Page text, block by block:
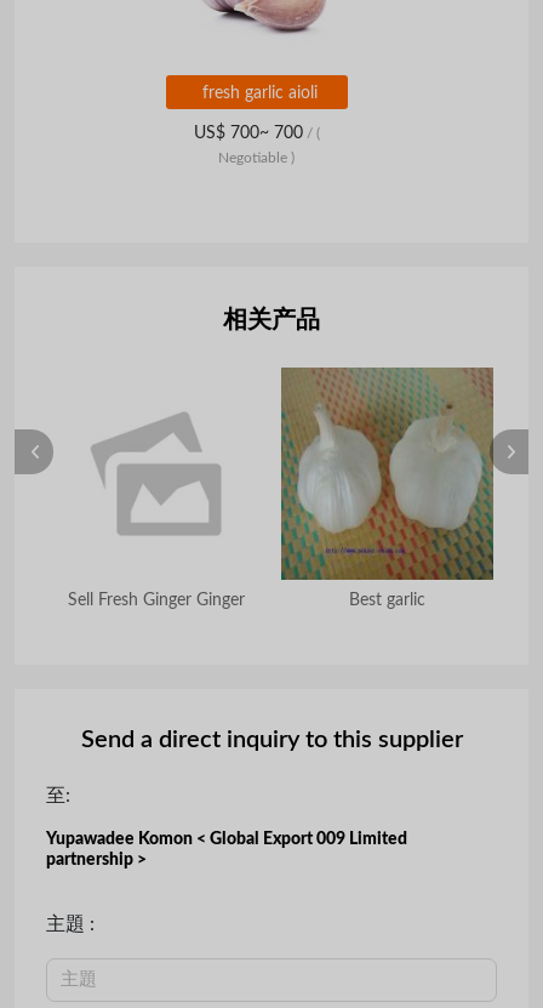
fresh garlic aioli
US$ 700~ 700/ (
Negotiable )
相关产品
Sell Fresh Ginger Ginger Best garlic
Send a direct inquiry to this supplier
至:
Yupawadee Komon < Global Export 009 Limited
partnership >
主題 :